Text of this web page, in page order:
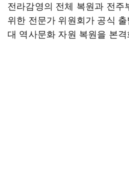
전라감영의 전체 복원과 전주
위한 전문가 위원회가 공식
대 역사문화 자원 복원을 본